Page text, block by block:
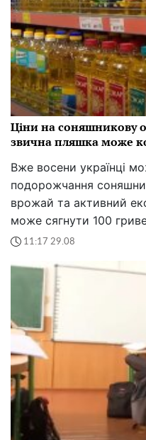
Ціни на соняшникову
звична пляшка може
Вже восени українці
подорожчання
врожай та активний
може сягнути 100
11:17 29.08